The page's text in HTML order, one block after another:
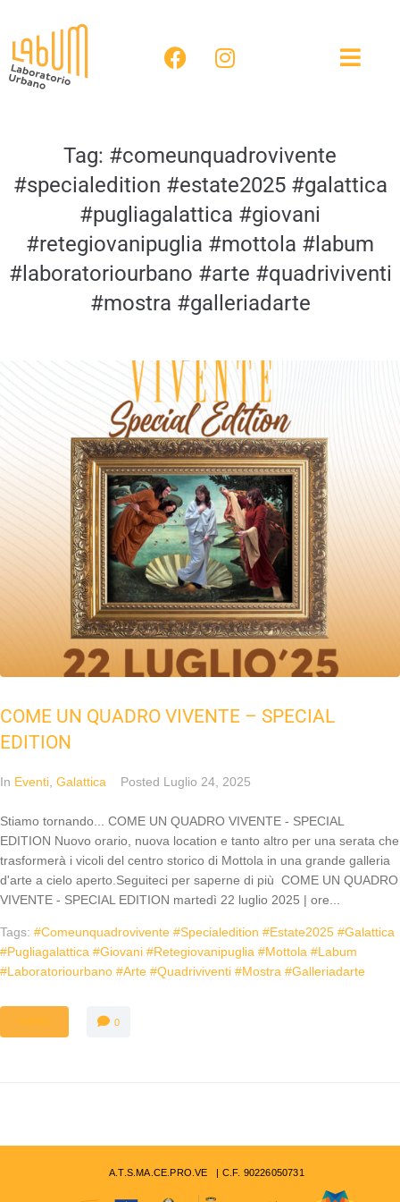
Tag: #comeunquadrovivente
#specialedition #estate2025 #galattica
#pugliagalattica #giovani
#retegiovanipuglia #mottola #labum
#laboratoriourbano #arte #quadriviventi
#mostra #galleriadarte
COME UN QUADRO VIVENTE – SPECIAL
EDITION
In Eventi Galattica Posted Luglio 24, 2025
Stiamo tornando... COME UN QUADRO VIVENTE - SPECIAL
EDITION Nuovo orario, nuova location e tanto altro per una serata che
trasformerà i vicoli del centro storico di Mottola in una grande galleria
d'arte a cielo aperto.Seguiteci per saperne di più COME UN QUADRO
VIVENTE - SPECIAL EDITION martedì 22 luglio 2025 | ore...
Tags: #comeunquadrovivente #specialedition #estate2025 #galattica
#pugliagalattica #giovani #retegiovanipuglia #mottola #labum
#laboratoriourbano #arte #quadriviventi #mostra #galleriadarte
0
A.T.S.MA.CE.PRO.VE | C.F. 90226050731